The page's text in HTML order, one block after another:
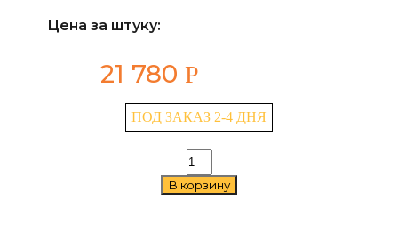
Цена за штуку:
21 780 Р
ПОД ЗАКАЗ 2-4 ДНЯ
Количество
товара
Pirelli
В корзину